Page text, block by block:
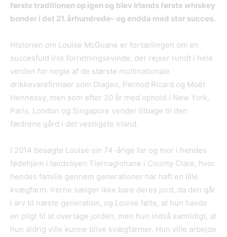
første traditionen op igen og blev Irlands første whiskey
bonder i det 21. århundrede– og endda med stor succes.
Historien om Louise McGuane er fortællingen om en
succesfuld irsk forretningskvinde, der rejser rundt i hele
verden for nogle af de største multinationale
drikkevarefirmaer som Diageo, Pernod Ricard og Moët
Hennessy, men som efter 20 år med ophold i New York,
Paris, London og Singapore vender tilbage til den
fædrene gård i det vestligste Irland.
I 2014 besøgte Louise sin 74-årige far og mor i hendes
fødehjem i landsbyen Tiernaglohane i County Clare, hvor
hendes familie gennem generationer har haft en lille
kvægfarm. Irerne sælger ikke bare deres jord, da den går
i arv til næste generation, og Louise følte, at hun havde
en pligt til at overtage jorden, men hun indså samtidigt, at
hun aldrig ville kunne blive kvægfarmer. Hun ville arbejde